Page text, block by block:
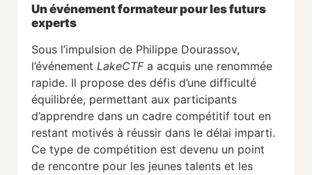
Un événement formateur pour les futurs
experts
Sous l’impulsion de Philippe Dourassov,
l’événement LakeCTFa acquis une renommée
rapide. Il propose des défis d’une difficulté
équilibrée, permettant aux participants
d’apprendre dans un cadre compétitif tout en
restant motivés à réussir dans le délai imparti.
Ce type de compétition est devenu un point
de rencontre pour les jeunes talents et les